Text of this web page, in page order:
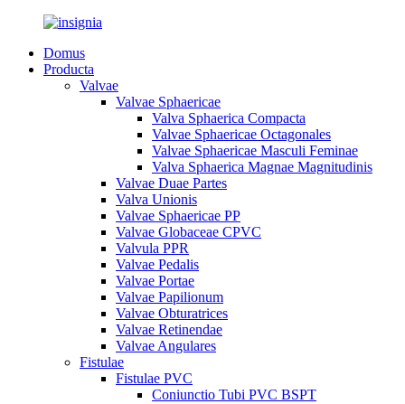
Domus
Producta
Valvae
Valvae Sphaericae
Valva Sphaerica Compacta
Valvae Sphaericae Octagonales
Valvae Sphaericae Masculi Feminae
Valva Sphaerica Magnae Magnitudinis
Valvae Duae Partes
Valva Unionis
Valvae Sphaericae PP
Valvae Globaceae CPVC
Valvula PPR
Valvae Pedalis
Valvae Portae
Valvae Papilionum
Valvae Obturatrices
Valvae Retinendae
Valvae Angulares
Fistulae
Fistulae PVC
Coniunctio Tubi PVC BSPT